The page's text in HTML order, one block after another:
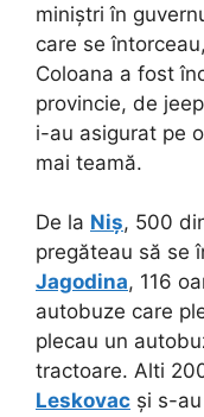
miniștri în
care se
Coloana a fost
provincie, de
i-au asigurat pe
mai teamă.
De la Niș, 500
pregăteau să se
Jagodina, 116
autobuze care
plecau un
tractoare. Alti
Leskovac și s-